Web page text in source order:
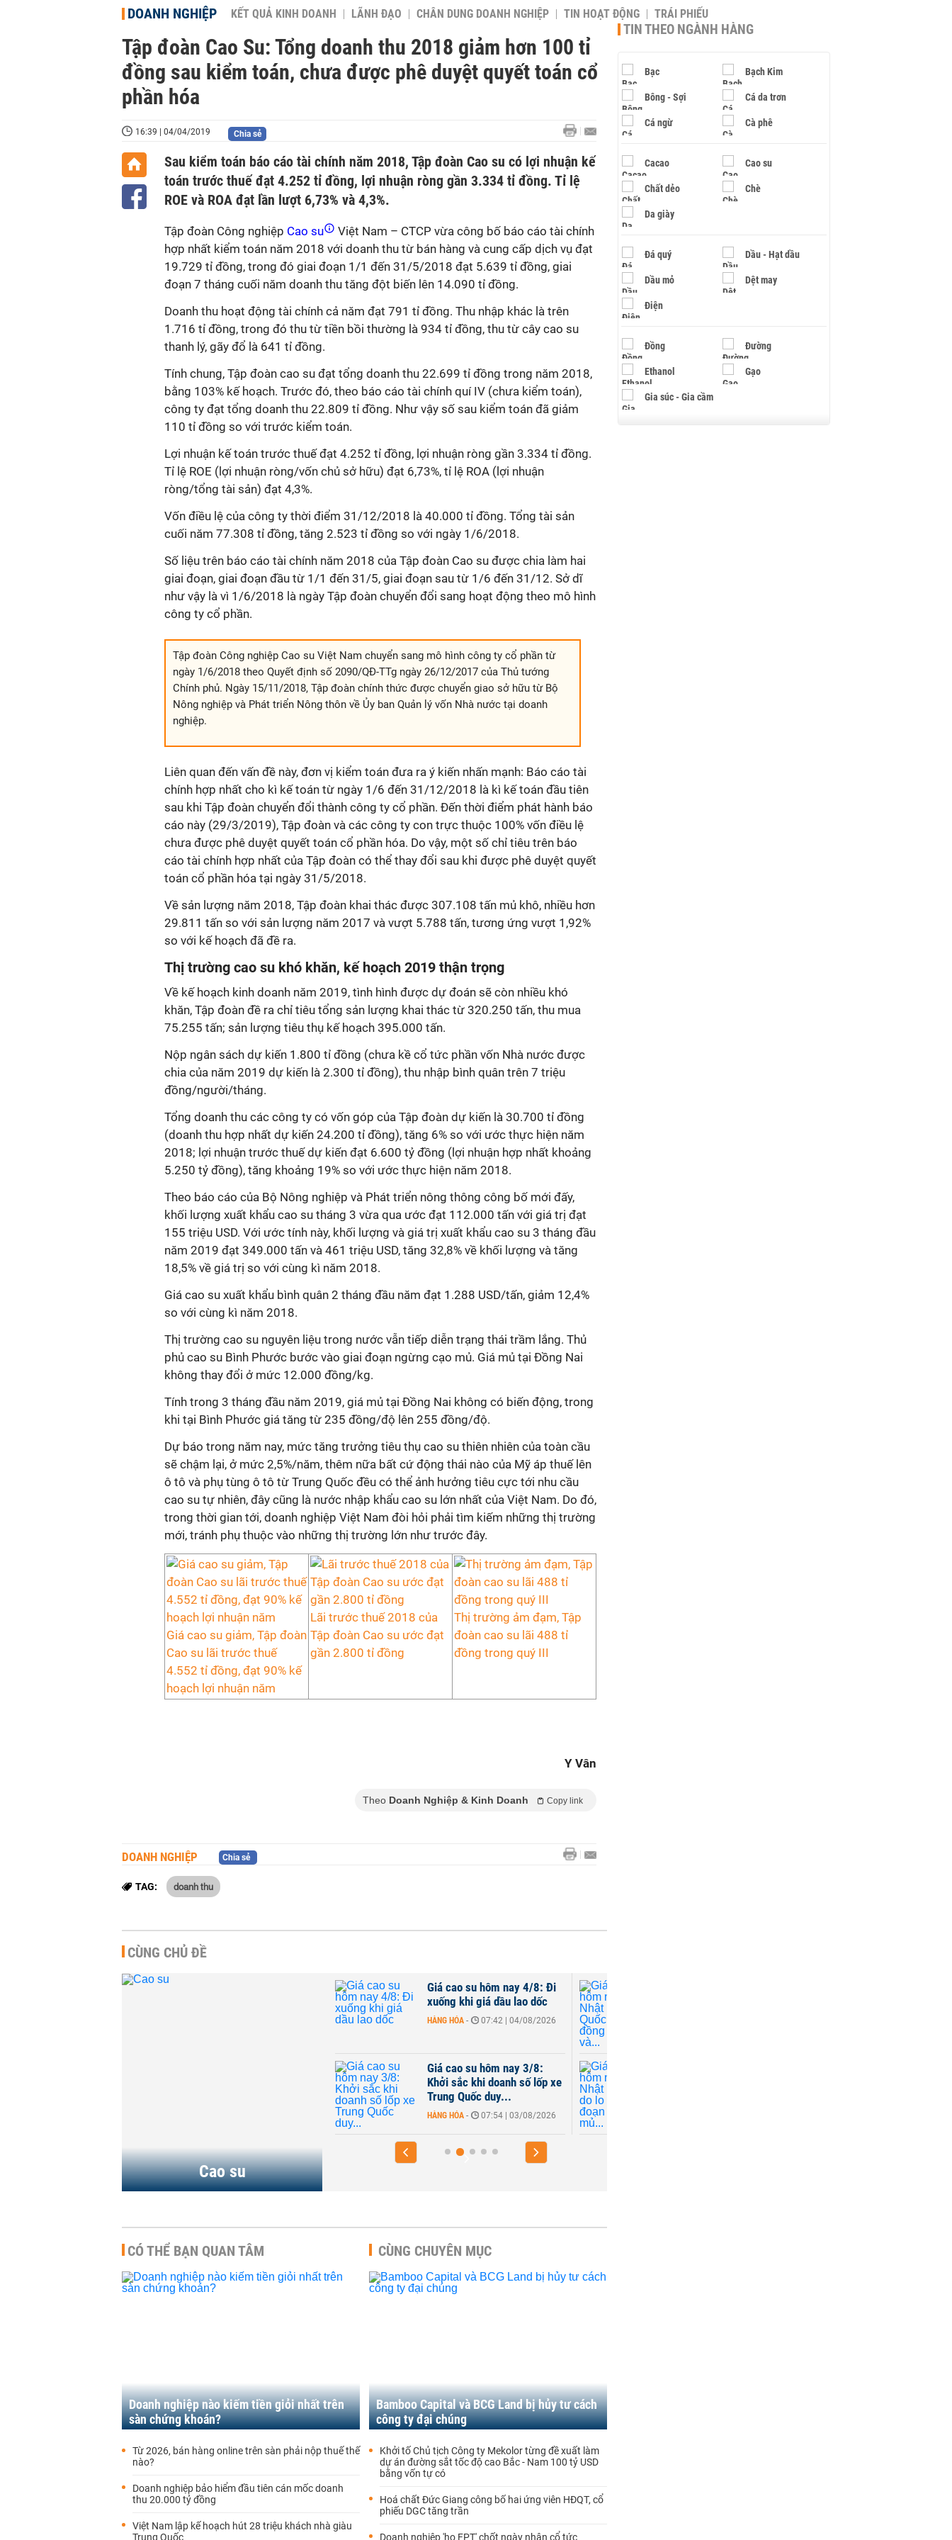
DOANH NGHIỆP KẾT QUẢ KINH DOANH LÃNH ĐẠO CHÂN DUNG DOANH NGHIỆP TIN HOẠT ĐỘNG TRÁI PHIẾU
Tập đoàn Cao Su: Tổng doanh thu 2018 giảm hơn 100 tỉ
đồng sau kiểm toán, chưa được phê duyệt quyết toán cổ
phần hóa
16:39 | 04/04/2019 Chia sẻ
Sau kiểm toán báo cáo tài chính năm 2018, Tập đoàn Cao su có lợi nhuận kế
toán trước thuế đạt 4.252 tỉ đồng, lợi nhuận ròng gần 3.334 tỉ đồng. Tỉ lệ
ROE và ROA đạt lần lượt 6,73% và 4,3%.
Tập đoàn Công nghiệp Cao su
Việt Nam – CTCP vừa công bố báo cáo tài chính
hợp nhất kiểm toán năm 2018 với doanh thu từ bán hàng và cung cấp dịch vụ đạt
19.729 tỉ đồng, trong đó giai đoạn 1/1 đến 31/5/2018 đạt 5.639 tỉ đồng, giai
đoạn 7 tháng cuối năm doanh thu tăng đột biến lên 14.090 tỉ đồng.
Doanh thu hoạt động tài chính cả năm đạt 791 tỉ đồng. Thu nhập khác là trên
1.716 tỉ đồng, trong đó thu từ tiền bồi thường là 934 tỉ đồng, thu từ cây cao su
thanh lý, gãy đổ là 641 tỉ đồng.
Tính chung, Tập đoàn cao su đạt tổng doanh thu 22.699 tỉ đồng trong năm 2018,
bằng 103% kế hoạch. Trước đó, theo báo cáo tài chính quí IV (chưa kiểm toán),
công ty đạt tổng doanh thu 22.809 tỉ đồng. Như vậy số sau kiểm toán đã giảm
110 tỉ đồng so với trước kiểm toán.
Lợi nhuận kế toán trước thuế đạt 4.252 tỉ đồng, lợi nhuận ròng gần 3.334 tỉ đồng.
Tỉ lệ ROE (lợi nhuận ròng/vốn chủ sở hữu) đạt 6,73%, tỉ lệ ROA (lợi nhuận
ròng/tổng tài sản) đạt 4,3%.
Vốn điều lệ của công ty thời điểm 31/12/2018 là 40.000 tỉ đồng. Tổng tài sản
cuối năm 77.308 tỉ đồng, tăng 2.523 tỉ đồng so với ngày 1/6/2018.
Số liệu trên báo cáo tài chính năm 2018 của Tập đoàn Cao su được chia làm hai
giai đoạn, giai đoạn đầu từ 1/1 đến 31/5, giai đoạn sau từ 1/6 đến 31/12. Sở dĩ
như vậy là vì 1/6/2018 là ngày Tập đoàn chuyển đổi sang hoạt động theo mô hình
công ty cổ phần.
Tập đoàn Công nghiệp Cao su Việt Nam chuyển sang mô hình công ty cổ phần từ
ngày 1/6/2018 theo Quyết định số 2090/QĐ-TTg ngày 26/12/2017 của Thủ tướng
Chính phủ. Ngày 15/11/2018, Tập đoàn chính thức được chuyển giao sở hữu từ Bộ
Nông nghiệp và Phát triển Nông thôn về Ủy ban Quản lý vốn Nhà nước tại doanh
nghiệp.
Liên quan đến vấn đề này, đơn vị kiểm toán đưa ra ý kiến nhấn mạnh: Báo cáo tài
chính hợp nhất cho kì kế toán từ ngày 1/6 đến 31/12/2018 là kì kế toán đầu tiên
sau khi Tập đoàn chuyển đổi thành công ty cổ phần. Đến thời điểm phát hành báo
cáo này (29/3/2019), Tập đoàn và các công ty con trực thuộc 100% vốn điều lệ
chưa được phê duyệt quyết toán cổ phần hóa. Do vậy, một số chỉ tiêu trên báo
cáo tài chính hợp nhất của Tập đoàn có thể thay đổi sau khi được phê duyệt quyết
toán cổ phần hóa tại ngày 31/5/2018.
Về sản lượng năm 2018, Tập đoàn khai thác được 307.108 tấn mủ khô, nhiều hơn
29.811 tấn so với sản lượng năm 2017 và vượt 5.788 tấn, tương ứng vượt 1,92%
so với kế hoạch đã đề ra.
Thị trường cao su khó khăn, kế hoạch 2019 thận trọng
Về kế hoạch kinh doanh năm 2019, tình hình được dự đoán sẽ còn nhiều khó
khăn, Tập đoàn đề ra chỉ tiêu tổng sản lượng khai thác từ 320.250 tấn, thu mua
75.255 tấn; sản lượng tiêu thụ kế hoạch 395.000 tấn.
Nộp ngân sách dự kiến 1.800 tỉ đồng (chưa kề cổ tức phần vốn Nhà nước được
chia của năm 2019 dự kiến là 2.300 tỉ đồng), thu nhập bình quân trên 7 triệu
đồng/người/tháng.
Tổng doanh thu các công ty có vốn góp của Tập đoàn dự kiến là 30.700 tỉ đồng
(doanh thu hợp nhất dự kiến 24.200 tỉ đồng), tăng 6% so với ước thực hiện năm
2018; lợi nhuận trước thuế dự kiến đạt 6.600 tỷ đồng (lợi nhuận hợp nhất khoảng
5.250 tỷ đồng), tăng khoảng 19% so với ước thực hiện năm 2018.
Theo báo cáo của Bộ Nông nghiệp và Phát triển nông thông công bố mới đấy,
khối lượng xuất khẩu cao su tháng 3 vừa qua ước đạt 112.000 tấn với giá trị đạt
155 triệu USD. Với ước tính này, khối lượng và giá trị xuất khẩu cao su 3 tháng đầu
năm 2019 đạt 349.000 tấn và 461 triệu USD, tăng 32,8% về khối lượng và tăng
18,5% về giá trị so với cùng kì năm 2018.
Giá cao su xuất khẩu bình quân 2 tháng đầu năm đạt 1.288 USD/tấn, giảm 12,4%
so với cùng kì năm 2018.
Thị trường cao su nguyên liệu trong nước vẫn tiếp diễn trạng thái trầm lắng. Thủ
phủ cao su Bình Phước bước vào giai đoạn ngừng cạo mủ. Giá mủ tại Đồng Nai
không thay đổi ở mức 12.000 đồng/kg.
Tính trong 3 tháng đầu năm 2019, giá mủ tại Đồng Nai không có biến động, trong
khi tại Bình Phước giá tăng từ 235 đồng/độ lên 255 đồng/độ.
Dự báo trong năm nay, mức tăng trưởng tiêu thụ cao su thiên nhiên của toàn cầu
sẽ chậm lại, ở mức 2,5%/năm, thêm nữa bất cứ động thái nào của Mỹ áp thuế lên
ô tô và phụ tùng ô tô từ Trung Quốc đều có thể ảnh hưởng tiêu cực tới nhu cầu
cao su tự nhiên, đây cũng là nước nhập khẩu cao su lớn nhất của Việt Nam. Do đó,
trong thời gian tới, doanh nghiệp Việt Nam đòi hỏi phải tìm kiếm những thị trường
mới, tránh phụ thuộc vào những thị trường lớn như trước đây.
Giá cao su giảm, Tập đoàn
Cao su lãi trước thuế
4.552 tỉ đồng, đạt 90% kế
hoạch lợi nhuận năm
Lãi trước thuế 2018 của
Tập đoàn Cao su ước đạt
gần 2.800 tỉ đồng
Thị trường ảm đạm, Tập
đoàn cao su lãi 488 tỉ
đồng trong quý III
Y Vân
Theo Doanh Nghiệp & Kinh Doanh Copy link
DOANH NGHIỆP Chia sẻ
TAG: doanh thu
CÙNG CHỦ ĐỀ
Cao su
Giá cao su hôm nay 4/8: Đi
xuống khi giá dầu lao dốc
HÀNG HÓA - 07:42 | 04/08/2026
Giá cao su hôm nay 3/8:
Khởi sắc khi doanh số lốp xe
Trung Quốc duy...
HÀNG HÓA - 07:54 | 03/08/2026
CÓ THỂ BẠN QUAN TÂM
Doanh nghiệp nào kiếm tiền giỏi nhất trên
sàn chứng khoán?
Từ 2026, bán hàng online trên sàn phải nộp thuế thế
nào?
Doanh nghiệp bảo hiểm đầu tiên cán mốc doanh
thu 20.000 tỷ đồng
Việt Nam lập kế hoạch hút 28 triệu khách nhà giàu
Trung Quốc
CÙNG CHUYÊN MỤC
Bamboo Capital và BCG Land bị hủy tư cách
công ty đại chúng
Khởi tố Chủ tịch Công ty Mekolor từng đề xuất làm
dự án đường sắt tốc độ cao Bắc - Nam 100 tỷ USD
bằng vốn tự có
Hoá chất Đức Giang công bố hai ứng viên HĐQT, cổ
phiếu DGC tăng trần
Doanh nghiệp 'họ FPT' chốt ngày nhận cổ tức
TIN THEO NGÀNH HÀNG
Bạc Bạch Kim
Bông - Sợi Cá da trơn
Cá ngừ Cà phê
Cacao Cao su
Chất dẻo Chè
Da giày
Đá quý Dầu - Hạt dầu
Dầu mỏ Dệt may
Điện
Đồng Đường
Ethanol Gạo
Gia súc - Gia cầm